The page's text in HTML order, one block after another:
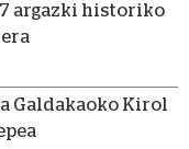
argazki historiko
Galdakaoko Kirol